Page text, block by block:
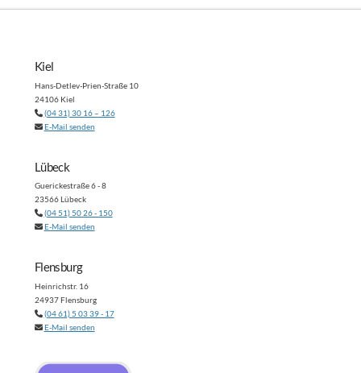
Kiel
Hans-Detlev-Prien-Straße 10
24106 Kiel
(04 31) 30 16 – 126
E-Mail senden
Lübeck
Guerickestraße 6 - 8
23566 Lübeck
(04 51) 50 26 - 150
E-Mail senden
Flensburg
Heinrichstr. 16
24937 Flensburg
(04 61) 5 03 39 - 17
E-Mail senden